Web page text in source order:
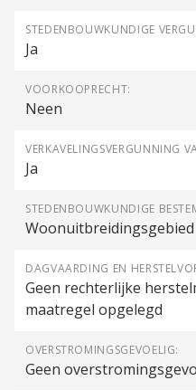
STEDENBOUWKUNDIGE
Ja
VOORKOOPRECHT:
Neen
VERKAVELINGSVERGUNNING
Ja
STEDENBOUWKUNDIGE
Woonuitbreidingsgebied
DAGVAARDING EN
Geen rechterlijke
maatregel opgelegd
OVERSTROMINGSGEVOELIG:
Geen